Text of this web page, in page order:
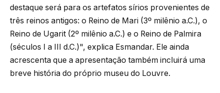
destaque será para os artefatos sírios provenientes de
três reinos antigos: o Reino de Mari (3º milênio a.C.), o
Reino de Ugarit (2º milênio a.C.) e o Reino de Palmira
(séculos I a III d.C.)", explica Esmandar. Ele ainda
acrescenta que a apresentação também incluirá uma
breve história do próprio museu do Louvre.